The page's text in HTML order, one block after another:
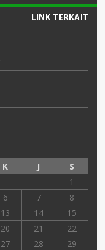
LINK TERKAIT
K J
S
1
6 7
8
13 14
15
20 21
22
27 28
29